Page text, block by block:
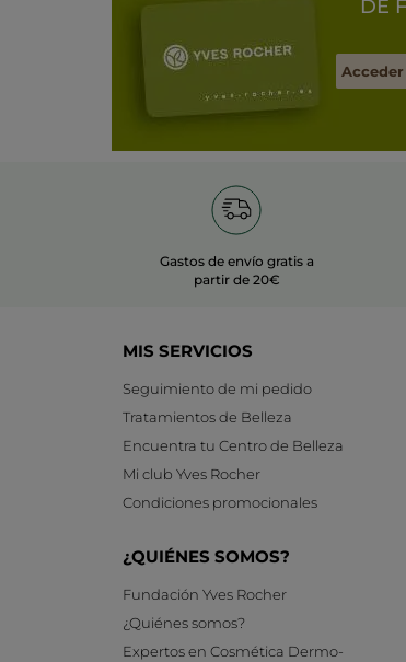
DE
Gastos de envío gratis a
partir de 20€
MIS SERVICIOS
Seguimiento de mi pedido
Tratamientos de Belleza
Encuentra tu Centro de Belleza
Mi club Yves Rocher
Condiciones promocionales
¿QUIÉNES SOMOS?
Fundación Yves Rocher
¿Quiénes somos?
Expertos en Cosmética Dermo-